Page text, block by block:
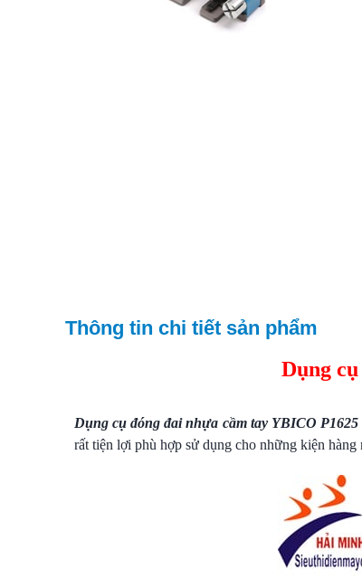
Thông tin chi tiết sản phẩm
Dụng
Dụng cụ đóng đai nhựa cầm tay YBICO P1625
rất tiện lợi phù hợp sử dụng cho những kiện hàng